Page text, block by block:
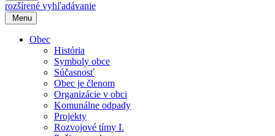
rozšírené vyhľadávanie
Menu
Obec
História
Symboly obce
Súčasnosť
Obec je členom
Organizácie v obci
Komunálne odpady
Projekty
Rozvojové tímy I.